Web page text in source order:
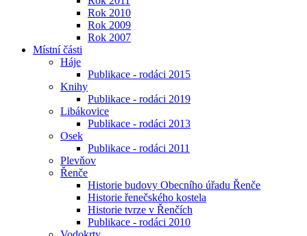
Rok 2010
Rok 2009
Rok 2007
Místní části
Háje
Publikace - rodáci 2015
Knihy
Publikace - rodáci 2019
Libákovice
Publikace - rodáci 2013
Osek
Publikace - rodáci 2011
Plevňov
Řenče
Historie budovy Obecního úřadu Řenče
Historie řenečského kostela
Historie tvrze v Řenčích
Publikace - rodáci 2010